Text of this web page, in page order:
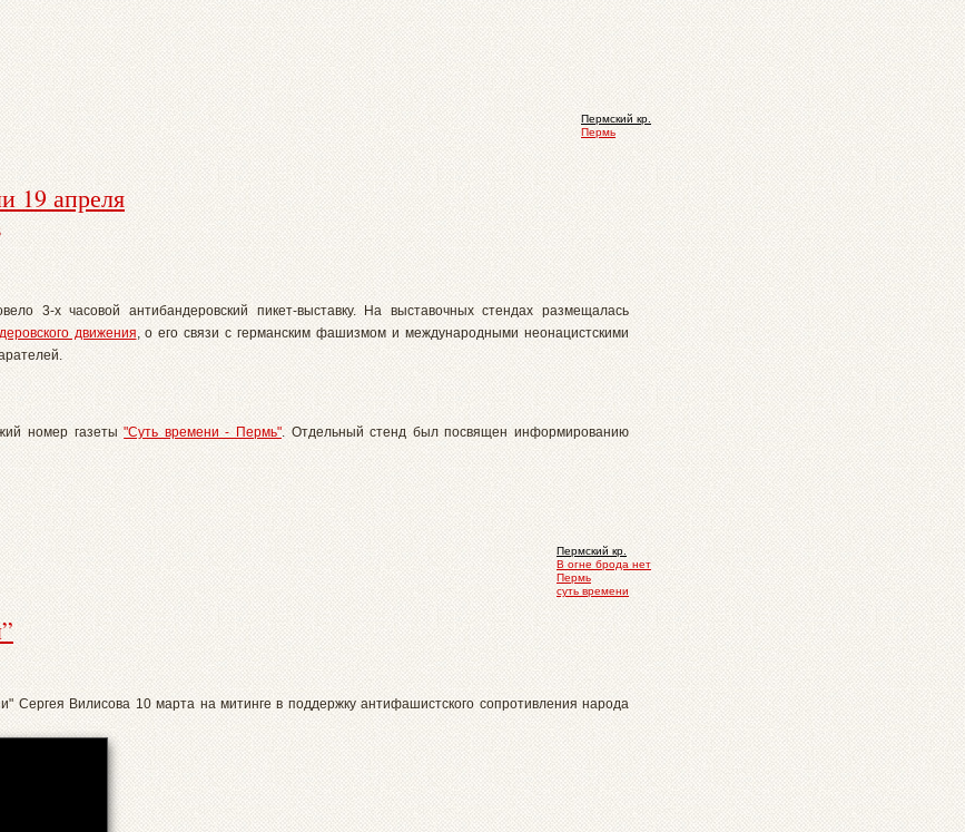
Пермский кр.
Пермь
19 апреля
3-х часовой антибандеровский пикет-выставку. На выставочных стендах размещалась
движения, о его связи с германским фашизмом и международными неонацистскими
номер газеты"Суть времени - Пермь". Отдельный стенд был посвящен информированию
Пермский кр.
В огне брода нет
Пермь
суть времени
Сергея Вилисова 10 марта на митинге в поддержку антифашистского сопротивления народа